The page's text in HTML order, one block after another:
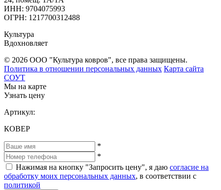
ИНН: 9704075993
ОГРН: 1217700312488
Культура
Вдохновляет
© 2026 ООО "Культура ковров", все права защищены.
Политика в отношении персональных данных Карта сайта
СОУТ
Мы на карте
Узнать цену
Артикул:
КОВЕР
*
*
Нажимая на кнопку "Запросить цену", я даю согласие на
обработку моих персональных данных, в соответствии с
политикой